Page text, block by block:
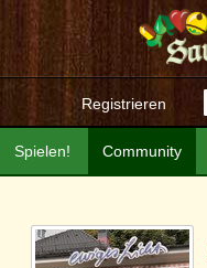
Registrieren
Community
Spielen!